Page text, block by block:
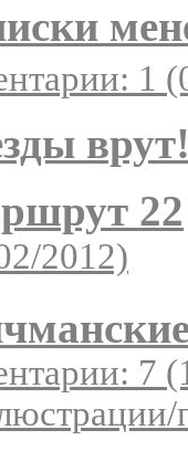
1
врут!
22
2012)
7